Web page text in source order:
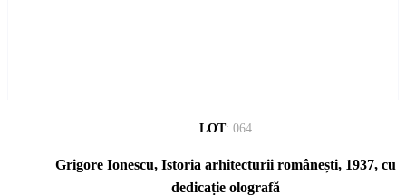
LOT: 064
Grigore Ionescu, Istoria arhitecturii românești, 1937, cu
dedicație olografă